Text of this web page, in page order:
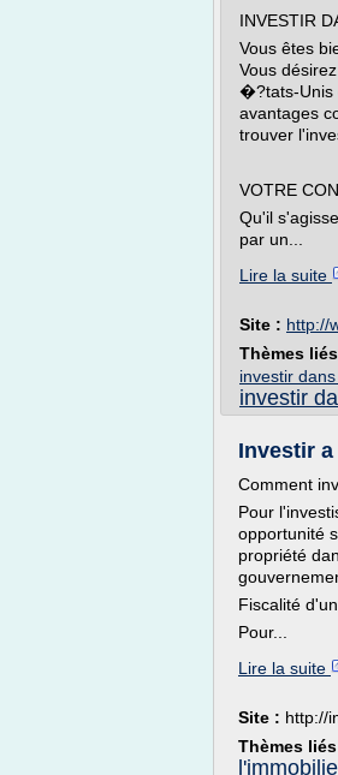
INVESTIR
Vous êtes
Vous
�?tats-Unis
avantages
trouver
VOTRE
Qu'il
par un...
Lire la suite
Site : http://
Thèmes
investir
investir
Investir a
Comment
Pour
opportunité
propriété
Fiscalité
Pour...
Lire la suite
Site : http://
Thèmes